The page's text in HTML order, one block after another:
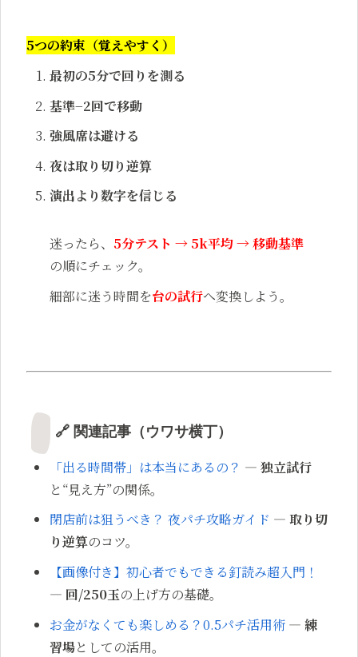
5つの約束（覚えやすく）
最初の5分で回りを測る
基準−2回で移動
強風席は避ける
夜は取り切り逆算
演出より数字を信じる
迷ったら、 5分テスト → 5k平均 → 移動基準
の順にチェック。
細部に迷う時間を台の試行へ変換しよう。
🔗 関連記事（ウワサ横丁）
「出る時間帯」は本当にあるの？ —独立試行
と“見え方”の関係。
閉店前は狙うべき？ 夜パチ攻略ガイド —取り切
り逆算のコツ。
【画像付き】初心者でもできる釘読み超入門！
— 回/250玉の上げ方の基礎。
お金がなくても楽しめる？0.5パチ活用術 —練
習場としての活用。